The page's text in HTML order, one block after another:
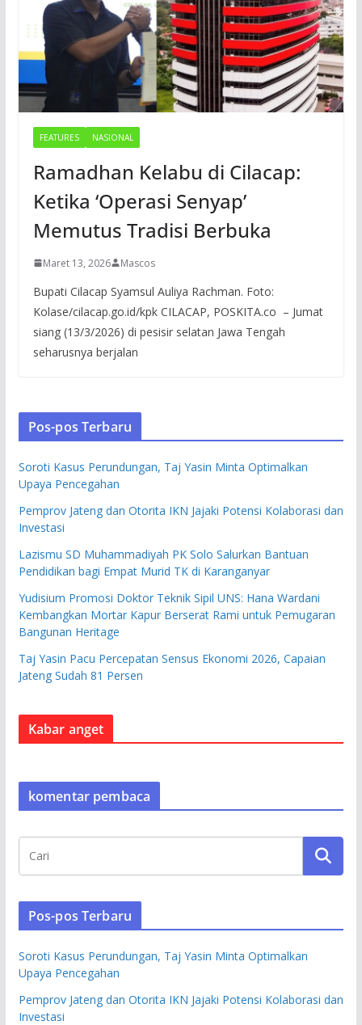
FEATURES NASIONAL
Ramadhan Kelabu di Cilacap:
Ketika ‘Operasi Senyap’
Memutus Tradisi Berbuka
Maret 13, 2026 Mascos
Bupati Cilacap Syamsul Auliya Rachman. Foto:
Kolase/cilacap.go.id/kpk CILACAP, POSKITA.co – Jumat
siang (13/3/2026) di pesisir selatan Jawa Tengah
seharusnya berjalan
Pos-pos Terbaru
Soroti Kasus Perundungan, Taj Yasin Minta Optimalkan
Upaya Pencegahan
Pemprov Jateng dan Otorita IKN Jajaki Potensi Kolaborasi dan
Investasi
Lazismu SD Muhammadiyah PK Solo Salurkan Bantuan
Pendidikan bagi Empat Murid TK di Karanganyar
Yudisium Promosi Doktor Teknik Sipil UNS: Hana Wardani
Kembangkan Mortar Kapur Berserat Rami untuk Pemugaran
Bangunan Heritage
Taj Yasin Pacu Percepatan Sensus Ekonomi 2026, Capaian
Jateng Sudah 81 Persen
Kabar anget
komentar pembaca
Pos-pos Terbaru
Soroti Kasus Perundungan, Taj Yasin Minta Optimalkan
Upaya Pencegahan
Pemprov Jateng dan Otorita IKN Jajaki Potensi Kolaborasi dan
Investasi